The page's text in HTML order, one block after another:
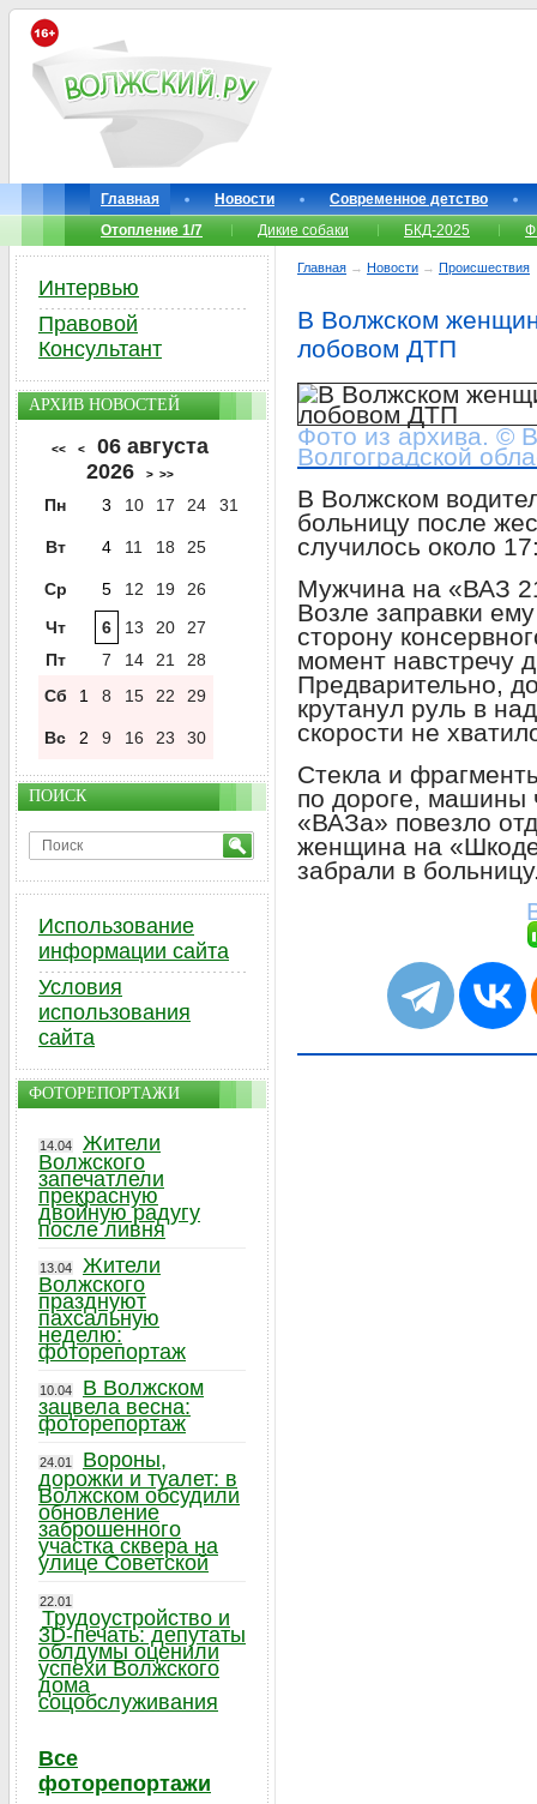
Главная Новости
Современное детство
Отопление 1/7
Дикие собаки БКД-2025
Главная → Новости → Происшествия
В Волжском
лобовом ДТП
Фото из архива. ©
Волгоградской
В Волжском
больницу после
случилось около
Мужчина на «ВАЗ
Возле заправки
сторону
момент навстречу
Предварительно,
крутанул руль в
скорости не
Стекла и
по дороге, машины
«ВАЗа» повезло
женщина на
забрали в
Интервью
Правовой
Консультант
АРХИВ НОВОСТЕЙ
<< <
06 августа
2026
> >>
Пн 3 10 17 24 31
Вт 4 11 18 25
Ср 5 12 19
26
Чт
6 13 20
27
Пт
7 14 21
28
Сб
1 8 15 22 29
Вс 2 9 16 23 30
ПОИСК
Использование
информации сайта
Условия
использования
сайта
ФОТОРЕПОРТАЖИ
14.04
Жители
Волжского
запечатлели
прекрасную
двойную радугу
после ливня
13.04
Жители
Волжского
празднуют
пахсальную
неделю:
фоторепортаж
10.04
В Волжском
зацвела весна:
фоторепортаж
24.01
Вороны,
дорожки и туалет: в
Волжском обсудили
обновление
заброшенного
участка сквера на
улице Советской
22.01
Трудоустройство и
3D-печать: депутаты
облдумы оценили
успехи Волжского
дома
соцобслуживания
Все
фоторепортажи